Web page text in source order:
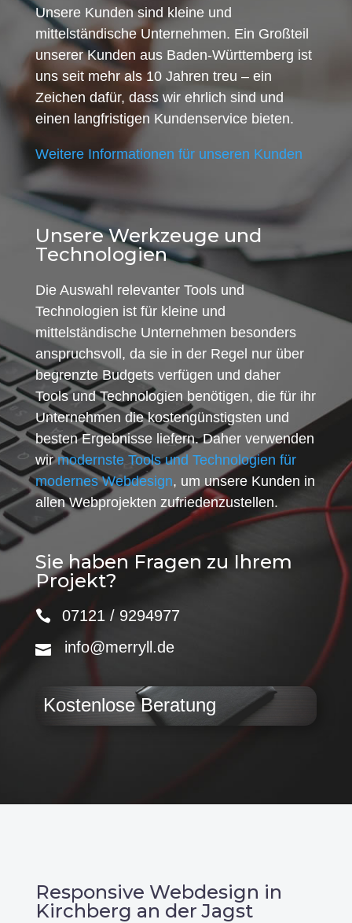
Unsere Kunden sind kleine und
mittelständische Unternehmen. Ein Großteil
unserer Kunden aus Baden-Württemberg ist
uns seit mehr als 10 Jahren treu – ein
Zeichen dafür, dass wir ehrlich sind und
einen langfristigen Kundenservice bieten.
Weitere Informationen für unseren Kunden
Unsere Werkzeuge und
Technologien
Die Auswahl relevanter Tools und
Technologien ist für kleine und
mittelständische Unternehmen besonders
anspruchsvoll, da sie in der Regel nur über
begrenzte Budgets verfügen und daher
Tools und Technologien benötigen, die für ihr
Unternehmen die kostengünstigsten und
besten Ergebnisse liefern. Daher verwenden
wirmodernste Tools und Technologien für
modernes Webdesign, um unsere Kunden in
allen Webprojekten zufriedenzustellen.
Sie haben Fragen zu Ihrem
Projekt?
07121 / 9294977
info@merryll.de
Kostenlose Beratung
Responsive Webdesign in
Kirchberg an der Jagst